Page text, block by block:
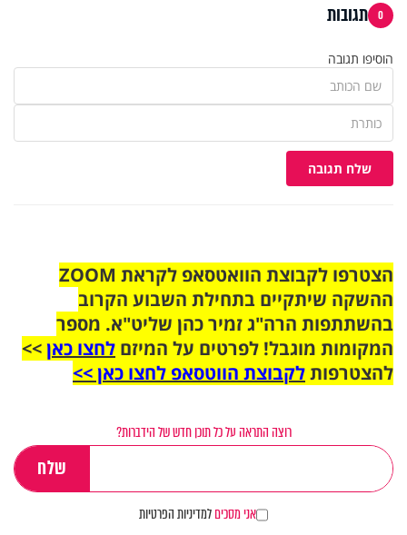
0 תגובות
הוסיפו תגובה
שלח תגובה
הצטרפו לקבוצת הוואטסאפ לקראת ZOOM
ההשקה שיתקיים בתחילת השבוע הקרוב
בהשתתפות הרה"ג זמיר כהן שליט"א. מספר
המקומות מוגבל! לפרטים על המיזם לחצו כאן>>
להצטרפותלקבוצת הווטסאפ לחצו כאן >>
רוצה התראה על כל תוכן חדש של הידברות?
אני מסכיםלמדיניות הפרטיות